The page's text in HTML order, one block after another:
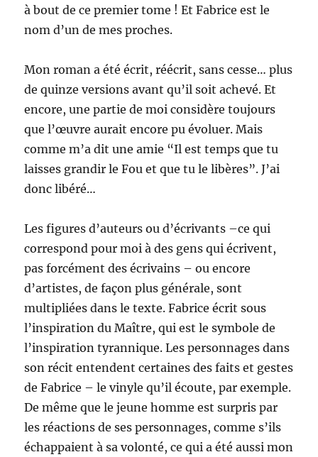
à bout de ce premier tome ! Et Fabrice est le
nom d’un de mes proches.
Mon roman a été écrit, réécrit, sans cesse… plus
de quinze versions avant qu’il soit achevé. Et
encore, une partie de moi considère toujours
que l’œuvre aurait encore pu évoluer. Mais
comme m’a dit une amie “Il est temps que tu
laisses grandir le Fou et que tu le libères”. J’ai
donc libéré…
Les figures d’auteurs ou d’écrivants –ce qui
correspond pour moi à des gens qui écrivent,
pas forcément des écrivains – ou encore
d’artistes, de façon plus générale, sont
multipliées dans le texte. Fabrice écrit sous
l’inspiration du Maître, qui est le symbole de
l’inspiration tyrannique. Les personnages dans
son récit entendent certaines des faits et gestes
de Fabrice – le vinyle qu’il écoute, par exemple.
De même que le jeune homme est surpris par
les réactions de ses personnages, comme s’ils
échappaient à sa volonté, ce qui a été aussi mon